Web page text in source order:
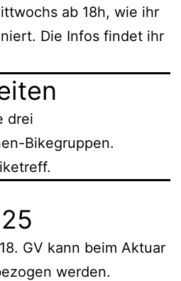
ab 18h, wie ihr
Die Infos findet ihr
drei
Bikegruppen.
GV kann beim Aktuar
werden.